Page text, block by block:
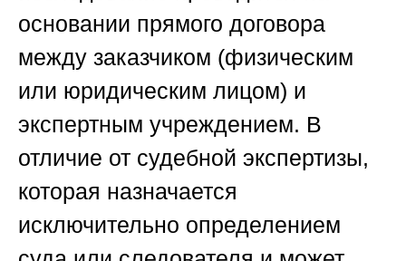
основании прямого договора
между заказчиком (физическим
или юридическим лицом) и
экспертным учреждением. В
отличие от судебной экспертизы,
которая назначается
исключительно определением